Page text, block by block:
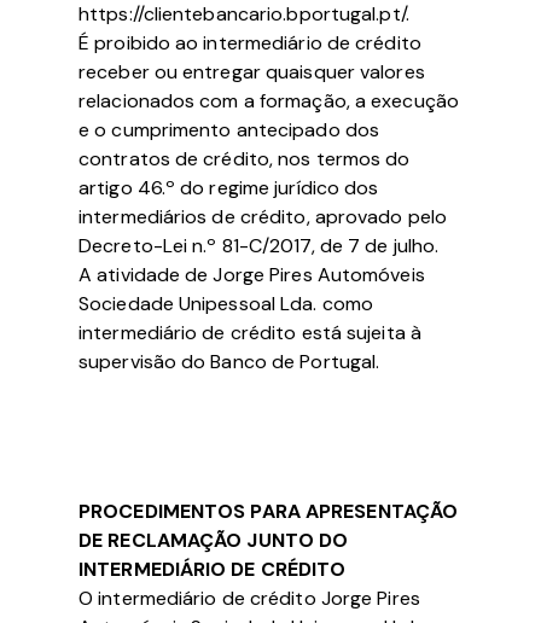
https://clientebancario.bportugal.pt/.
É proibido ao intermediário de crédito
receber ou entregar quaisquer valores
relacionados com a formação, a execução
e o cumprimento antecipado dos
contratos de crédito, nos termos do
artigo 46.º do regime jurídico dos
intermediários de crédito, aprovado pelo
Decreto-Lei n.º 81-C/2017, de 7 de julho.
A atividade de Jorge Pires Automóveis
Sociedade Unipessoal Lda. como
intermediário de crédito está sujeita à
supervisão do Banco de Portugal.
PROCEDIMENTOS PARA APRESENTAÇÃO
DE RECLAMAÇÃO JUNTO DO
INTERMEDIÁRIO DE CRÉDITO
O intermediário de crédito Jorge Pires